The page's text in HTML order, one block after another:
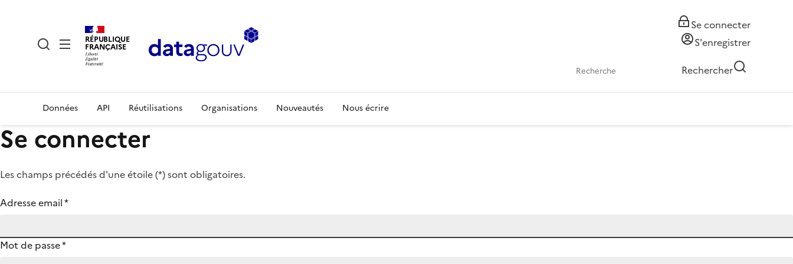
RÉPUBLIQUE
FRANÇAISE
Se connecter
S'enregistrer
Rechercher
Données API Réutilisations Organisations Nouveautés Nous écrire
Se connecter
Les champs précédés d'une étoile (*) sont obligatoires.
Adresse email*
Mot de passe*